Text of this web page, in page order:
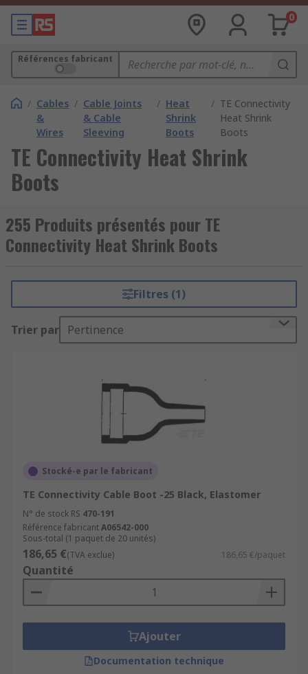
0
Références fabricant
/ Cables
&
Wires
/ Cable Joints
& Cable
Sleeving
/ Heat
Shrink
Boots
/ TE Connectivity
Heat Shrink
Boots
TE Connectivity Heat Shrink
Boots
255 Produits présentés pour TE
Connectivity Heat Shrink Boots
Filtres (1)
Trier par Pertinence
Stocké-e par le fabricant
TE Connectivity Cable Boot -25 Black, Elastomer
N° de stock RS 470-191
Référence fabricantA06542-000
Sous-total (1 paquet de 20 unités)
186,65 €(TVA exclue) 186,65 €/paquet
Quantité
Ajouter
Documentation technique